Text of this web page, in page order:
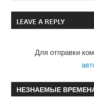
по
записям
LEAVE A REPLY
Для отправки
НЕЗНАЕМЫЕ